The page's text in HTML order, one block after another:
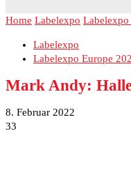
Home Labelexpo
Labelexpo
Labelexpo Europe
Mark Andy:
8. Februar 2022
33